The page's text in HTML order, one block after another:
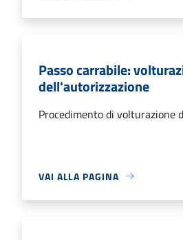
Passo carrabile:
dell'autorizzazione
Procedimento di volturazione
VAI ALLA PAGINA